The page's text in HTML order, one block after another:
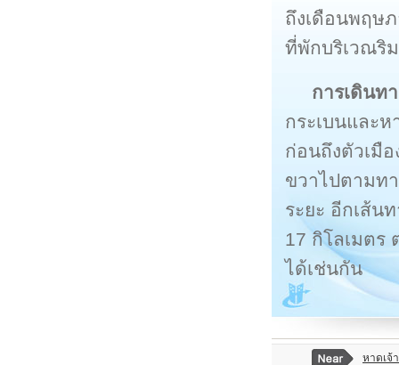
ถึงเดือนพฤษ
ที่พักบริเวณริ
การเดินท
กระเบนและ
ก่อนถึงตัวเมื
ขวาไปตามท
ระยะ อีกเส้น
17 กิโลเมตร
ได้เช่นกัน
หาดเจ้